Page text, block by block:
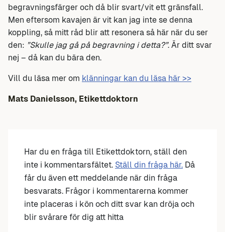
begravningsfärger och då blir svart/vit ett gränsfall.
Men eftersom kavajen är vit kan jag inte se denna
koppling, så mitt råd blir att resonera så här när du ser
den: ”Skulle jag gå på begravning i detta?”. Är ditt svar
nej – då kan du bära den.
Vill du läsa mer om klänningar kan du läsa här >>
Mats Danielsson, Etikettdoktorn
Har du en fråga till Etikettdoktorn, ställ den
inte i kommentarsfältet. Ställ din fråga här. Då
får du även ett meddelande när din fråga
besvarats. Frågor i kommentarerna kommer
inte placeras i kön och ditt svar kan dröja och
blir svårare för dig att hitta